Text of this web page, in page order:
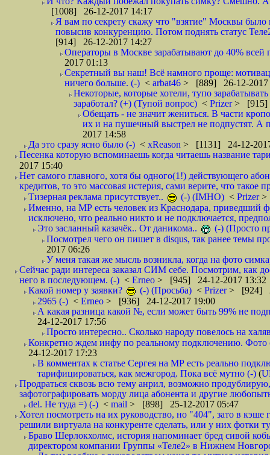
[1008] 26-12-2017 14:17
Я вам по секрету скажу что "взятие" Москвы
повысив конкуренцию. Потом поднять статус
[914] 26-12-2017 14:27
Операторы в Москве зарабатывают до 40% всей
2017 01:13
Секретный вы наш! Всё намного проще:
ничего больше. (-) < arbat46 > [889] 26-12-2017
Некоторые, которые хотели, тупо
заработал? (+) (Тупой вопрос) < Prizer> [915]
Обещать - не значит жениться. В части
их и на пушечный выстрел не подпустят. А
2017 14:58
Да это сразу ясно было (-) < xReason > [1131] 24-12-
Песенка которую вспоминаешь когда читаешь название
2017 15:40
Нет самого главного, хотя бы одного(1!) действующего
кредитов, то это массовая истерия, сами верите, что такое
Тизерная реклама присутствует..
(-) (IMHO) < Prizer>
Именно, на МР есть человек из Краснодара, приведший
исключено, что реально никто и не подключается,
Это засланный казачёк.. От даникома..
(-) (Просто
Посмотрел чего он пишет в disqus, так ранее темы
2017 06:26
У меня такая же мысль возникла, когда на фото
Сейчас ради интереса заказал СИМ себе. Посмотрим, как
него в последующем. (-) < Erneo > [945] 24-12-2017 13:32
Какой номер у заявки?
(-) (Просьба) < Prizer> [924]
2965 (-) < Erneo > [936] 24-12-2017 19:00
А какая разница какой №, если может быть 99% не
24-12-2017 17:56
Просто интересно.. Сколько народу повелось на
Конкретно ждем инфу по реальному подключению. Фото
24-12-2017 17:23
В комментах к статье Сергея на МР есть реально
тарифицироваться, как межгород. Пока всё мутно (-) (
Продраться сквозь всю тему анрил, возможно
зафотографировать морду лица абонента и другие
del. Не туда =) (-) < mail > [898] 25-12-2017 05:47
Хотел посмотреть на их руководство, но "404", зато в
решили виртуала на конкуренте сделать, или у них фотки
Браво Шерлокхолмс, история напоминает бред сивой
директором компании Группы «Теле2» в Нижнем